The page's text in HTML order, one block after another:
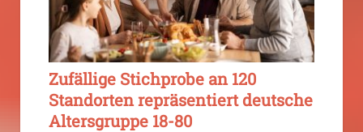
Zufällige Stichprobe an 120
Standorten repräsentiert deutsche
Altersgruppe 18-80